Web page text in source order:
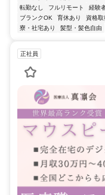
転勤なし
フルリモート 経験
ブランクOK
育休あり 資格取
寮・社宅あり
髪型・髪色自由
正社員